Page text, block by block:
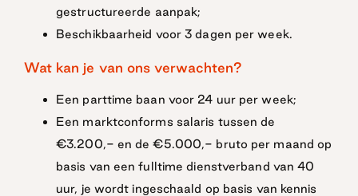
gestructureerde aanpak;
Beschikbaarheid voor 3 dagen per week.
Wat kan je van ons verwachten?
Een parttime baan voor 24 uur per week;
Een marktconforms salaris tussen de
€3.200,- en de €5.000,- bruto per maand op
basis van een fulltime dienstverband van 40
uur, je wordt ingeschaald op basis van kennis